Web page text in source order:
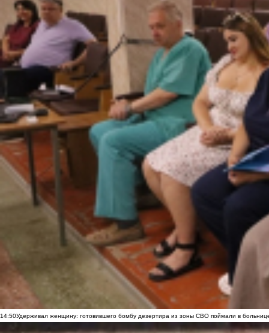
14:50Удерживал женщину: готовившего бомбу дезертира из зоны СВО поймали в